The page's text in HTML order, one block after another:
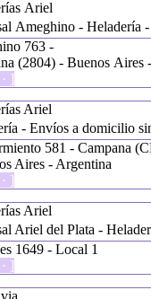
Ariel
Ameghino - Heladería
763 -
(2804) - Buenos Aires
· ]
Ariel
- Envíos a domicilio
581 - Campana
Aires - Argentina
· ]
Ariel
Ariel del Plata -
1649 - Local 1
· ]